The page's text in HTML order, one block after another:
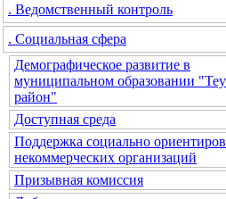
. Ведомственный контроль
. Социальная сфера
Демографическое развитие в
муниципальном образовании
район"
Доступная среда
Поддержка социально
некоммерческих организаций
Призывная комиссия